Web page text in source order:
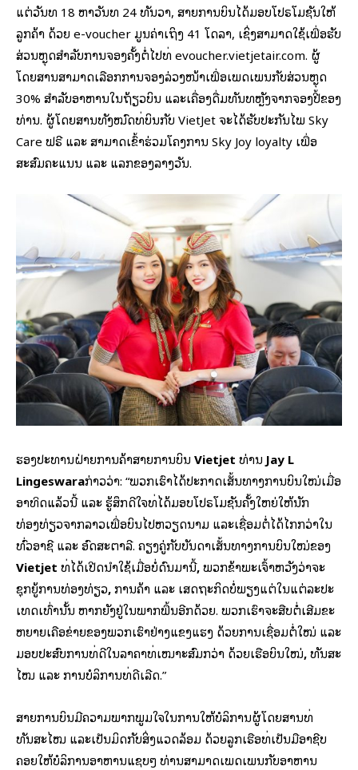
ແຕ່ວັນທີ 18 ຫາວັນທີ 24 ທັນວາ, ສາຍການບິນໄດ້ມອບໂປຣໂມຊັນໃຫ້
ລູກຄ້າ ດ້ວຍ e-voucher ມູນຄ່າເຖິງ 41 ໂດລາ, ເຊິ່ງສາມາດໃຊ້ເພື່ອຮັບ
ສ່ວນຫຼຸດສຳລັບການຈອງຄັ້ງຕໍ່ໄປທີ່ evoucher.vietjetair.com. ຜູ້
ໂດຍສານສາມາດເລືອກການຈອງລ່ວງໜ້າເພື່ອເພີດເພີນກັບສ່ວນຫຼຸດ
30% ສໍາລັບອາຫານໃນຖ້ຽວບິນ ແລະເຄື່ອງດື່ມທັນທີຫຼັງຈາກຈອງປີ້ຂອງ
ທ່ານ. ຜູ້ໂດຍສານທັງໝົດທີ່ບິນກັບ VietJet ຈະໄດ້ຮັບປະກັນໄພ Sky
Care ຟຣີ ແລະ ສາມາດເຂົ້າຮ່ວມໂຄງການ Sky Joy loyalty ເພື່ອ
ສະສົມຄະແນນ ແລະ ແລກຂອງລາງວັນ.
ຮອງປະທານຝ່າຍການຄ້າສາຍການບິນ Vietjet ທ່ານ Jay L
Lingeswaraກ່າວວ່າ: “ພວກເຮົາໄດ້ປະກາດເສັ້ນທາງການບິນໃໝ່ເມື່ອ
ອາທິດແລ້ວນີ້ ແລະ ຮູ້ສຶກດີໃຈທີ່ໄດ້ມອບໂປຣໂມຊັນຄັ້ງໃຫຍ່ໃຫ້ນັກ
ທ່ອງທ່ຽວຈາກລາວເພື່ອບິນໄປຫວຽດນາມ ແລະເຊື່ອມຕໍ່ໄດ້ໄກກວ່າໃນ
ທົ່ວອາຊີ ແລະ ອົດສະຕາລີ. ຄຽງ​ຄູ່​ກັບ​ບັນດາ​ເສັ້ນທາງ​ການບິນ​ໃໝ່​ຂອງ
Vietjet ທີ່​ໄດ້​ເປີດ​ນຳ​ໃຊ້​ເມື່ອ​ບໍ່​ດົນ​ມາ​ນີ້,ພວກ​ຂ້າພະ​ເຈົ້າ​ຫວັງ​ວ່າ​ຈະ​
ຊຸກຍູ້​ການ​ທ່ອງ​ທ່ຽວ,ການ​ຄ້າ ​ແລະ ​ເສດຖະກິດ​ບໍ່​ພຽງ​ແຕ່​ໃນ​ແຕ່ລະ​ປະ​
ເທດ​ເທົ່າ​ນັ້ນ ຫາກ​ຍັງ​ຢູ່​ໃນ​ພາກ​ພື້ນ​ອີກ​ດ້ວຍ. ພວກ​ເຮົາ​ຈະ​ສືບ​ຕໍ່​ເສີມ​ຂະ​
ຫຍາຍ​ເຄືອ​ຂ່າຍ​ຂອງ​ພວກ​ເຮົາ​ຢ່າງ​ແຂງ​ແຮງ ດ້ວຍ​ການ​ເຊື່ອມ​ຕໍ່​ໃໝ່ ແລະ
ມອບ​ປະສົບການທີ່ດີໃນລາຄາທີ່​ເໝາະ​ສົມ​ກວ່າ ​ດ້ວຍ​ເຮືອ​ບິນ​ໃໝ່,ທັນ​ສະ​
ໄໝ ແລະ ການ​ບໍ​ລິ​ການ​ທີ່​ດີ​ເລີດ.”
ສາຍການບິນມີຄວາມພາກພູມໃຈໃນການໃຫ້ບໍລິການຜູ້ໂດຍສານທີ່
ທັນສະໄໝ ແລະເປັນມິດກັບສິ່ງແວດລ້ອມ ດ້ວຍລູກເຮືອທີ່ເປັນມືອາຊີບ
ຄອຍໃຫ້ບໍລິການອາຫານແຊບໆ ທ່ານສາມາດເພີດເພີນກັບອາຫານ